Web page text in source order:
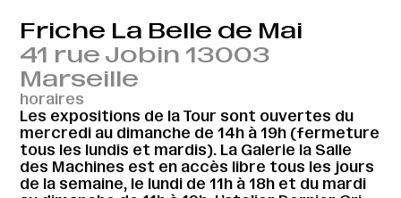
Friche La Belle de Mai
41 rue Jobin 13003
Marseille
horaires
Les expositions de la Tour sont ouvertes du
mercredi au dimanche de 14h à 19h (fermeture
tous les lundis et mardis). La Galerie la Salle
des Machines est en accès libre tous les jours
de la semaine, le lundi de 11h à 18h et du mardi